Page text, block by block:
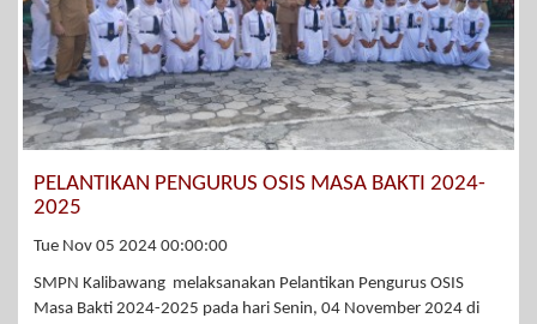
PELANTIKAN PENGURUS OSIS MASA BAKTI 2024-
2025
Tue Nov 05 2024 00:00:00
SMPN Kalibawang melaksanakan Pelantikan Pengurus OSIS
Masa Bakti 2024-2025 pada hari Senin, 04 November 2024 di